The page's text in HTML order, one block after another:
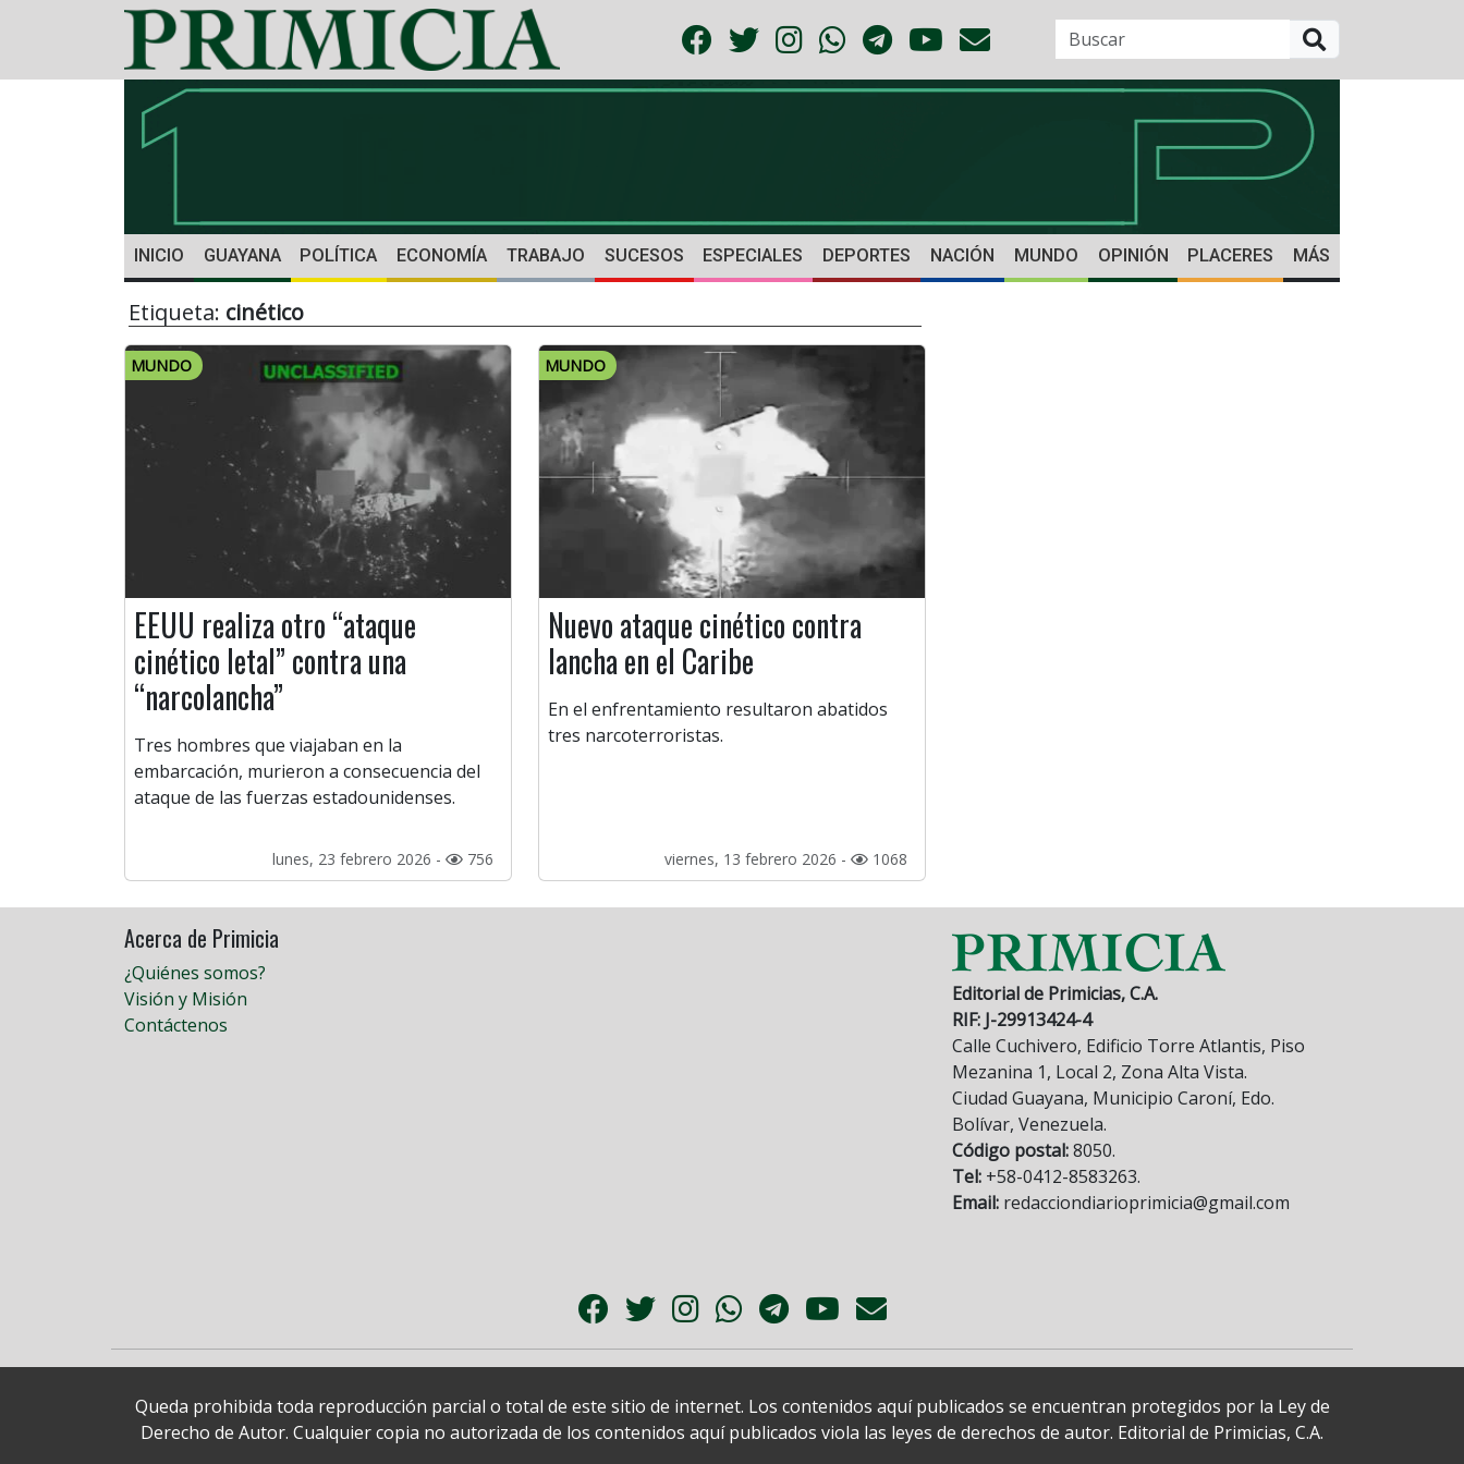
INICIO GUAYANA POLÍTICA ECONOMÍA TRABAJO SUCESOS ESPECIALES DEPORTES NACIÓN MUNDO OPINIÓN PLACERES MÁS
Etiqueta: cinético
MUNDO
EEUU realiza otro “ataque
cinético letal” contra una
“narcolancha”
Tres hombres que viajaban en la
embarcación, murieron a consecuencia del
ataque de las fuerzas estadounidenses.
lunes, 23 febrero 2026 - 756
MUNDO
Nuevo ataque cinético contra
lancha en el Caribe
En el enfrentamiento resultaron abatidos
tres narcoterroristas.
viernes, 13 febrero 2026 - 1068
Acerca de Primicia
¿Quiénes somos?
Visión y Misión
Contáctenos
Editorial de Primicias, C.A.
RIF: J-29913424-4
Calle Cuchivero, Edificio Torre Atlantis, Piso
Mezanina 1, Local 2, Zona Alta Vista.
Ciudad Guayana, Municipio Caroní, Edo.
Bolívar, Venezuela.
Código postal:8050.
Tel: +58-0412-8583263.
Email: redacciondiarioprimicia@gmail.com
Queda prohibida toda reproducción parcial o total de este sitio de internet. Los contenidos aquí publicados se encuentran protegidos por la Ley de
Derecho de Autor. Cualquier copia no autorizada de los contenidos aquí publicados viola las leyes de derechos de autor. Editorial de Primicias, C.A.